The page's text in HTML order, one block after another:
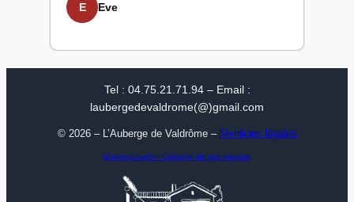
E Eve
Tel : 04.75.21.71.94 – Email :
laubergedevaldrome(@)gmail.com
© 2026 – L’Auberge de Valdrôme – Mentions légales
Unmecduweb – Création de site internet